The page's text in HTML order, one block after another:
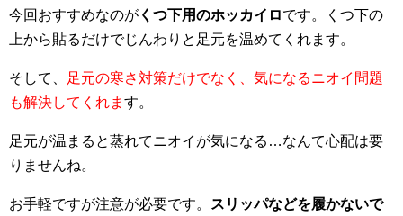
今回おすすめなのが くつ下用のホッカイロです。くつ下の
上から貼るだけでじんわりと足元を温めてくれます。
そして、
足元の寒さ対策だけでなく、気になるニオイ問題
も解決してくれま す。
足元が温まると蒸れてニオイが気になる…なんて心配は要
りませんね。
お手軽ですが注意が必要です。
スリッパなどを履かないで